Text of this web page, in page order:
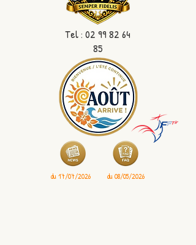
Tel : 02 99 82 64
85
du 17/07/2026 du 08/05/2026